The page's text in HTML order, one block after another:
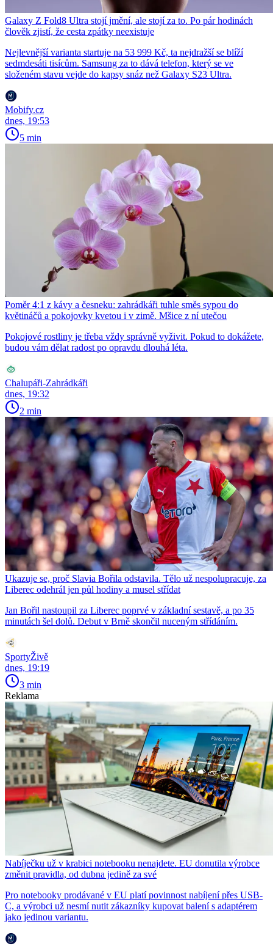
Galaxy Z Fold8 Ultra stojí jmění, ale stojí za to. Po pár hodinách
člověk zjistí, že cesta zpátky neexistuje
Nejlevnější varianta startuje na 53 999 Kč, ta nejdražší se blíží
sedmdesáti tisícům. Samsung za to dává telefon, který se ve
složeném stavu vejde do kapsy snáz než Galaxy S23 Ultra.
Mobify.cz
dnes, 19:53
5 min
Poměr 4:1 z kávy a česneku: zahrádkáři tuhle směs sypou do
květináčů a pokojovky kvetou i v zimě. Mšice z ní utečou
Pokojové rostliny je třeba vždy správně vyživit. Pokud to dokážete,
budou vám dělat radost po opravdu dlouhá léta.
Chalupáři-Zahrádkáři
dnes, 19:32
2 min
Ukazuje se, proč Slavia Bořila odstavila. Tělo už nespolupracuje, za
Liberec odehrál jen půl hodiny a musel střídat
Jan Bořil nastoupil za Liberec poprvé v základní sestavě, a po 35
minutách šel dolů. Debut v Brně skončil nuceným střídáním.
SportyŽivě
dnes, 19:19
3 min
Reklama
Nabíječku už v krabici notebooku nenajdete. EU donutila výrobce
změnit pravidla, od dubna jedině za své
Pro notebooky prodávané v EU platí povinnost nabíjení přes USB-
C, a výrobci už nesmí nutit zákazníky kupovat balení s adaptérem
jako jedinou variantu.